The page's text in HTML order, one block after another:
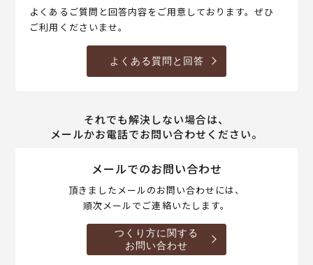
よくあるご質問と回答内容をご用意しております。ぜひ
ご利用くださいませ。
よくある質問と回答
それでも解決しない場合は、
メールかお電話でお問い合わせください。
メールでのお問い合わせ
頂きましたメールのお問い合わせには、
順次メールでご連絡いたします。
つくり方に関する
お問い合わせ